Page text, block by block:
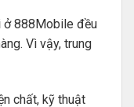
ở 888Mobile đều
Vì vậy, trung
chất, kỹ thuật